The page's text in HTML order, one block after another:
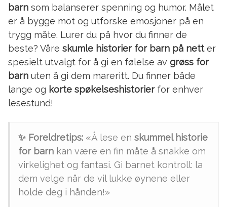
barn som balanserer spenning og humor. Målet
er å bygge mot og utforske emosjoner på en
trygg måte. Lurer du på hvor du finner de
beste? Våre skumle historier for barn på netter
spesielt utvalgt for å gi en følelse av grøss for
barn uten å gi dem mareritt. Du finner både
lange og korte spøkelseshistorierfor enhver
lesestund!
✨ Foreldretips: «Å lese en skummel historie
for barn kan være en fin måte å snakke om
virkelighet og fantasi. Gi barnet kontroll: la
dem velge når de vil lukke øynene eller
holde deg i hånden!»